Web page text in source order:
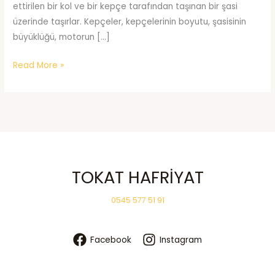
ettirilen bir kol ve bir kepçe tarafından taşınan bir şasi
üzerinde taşırlar. Kepçeler, kepçelerinin boyutu, şasisinin
büyüklüğü, motorun […]
Kiralık
Read More »
TOKAT HAFRİYAT
0545 577 51 91
Facebook Instagram